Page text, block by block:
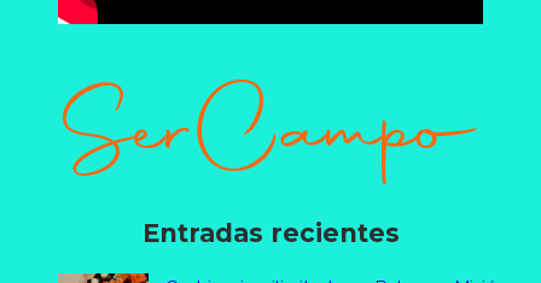
Entradas recientes